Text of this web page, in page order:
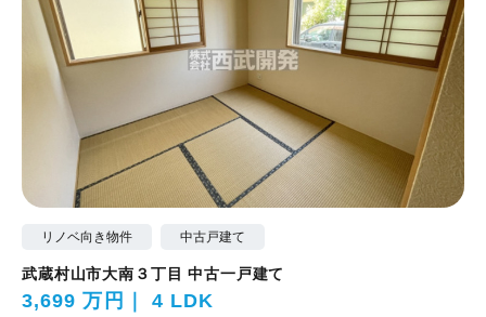
リノベ向き物件 中古戸建て
武蔵村山市大南３丁目 中古一戸建て
3,699 万円 4 LDK